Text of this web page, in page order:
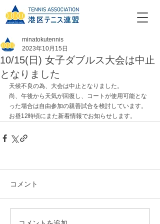
10/15(日) 女子ダブルス大会は中止
となりました
minatokutennis
2023年10月15日
天候不良の為、大会は中止となりました。
尚、午後から天気が回復し、コートが使用可能とな
った場合は自由参加の親善試合を検討しています。
お昼12時頃にまた新着情報でお知らせします。
コメント